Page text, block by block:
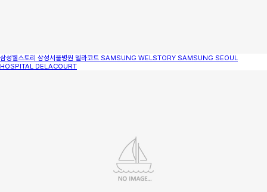
삼성웰스토리 삼성서울병원 델라코트 SAMSUNG WELSTORY SAMSUNG SEOUL
HOSPITAL DELACOURT